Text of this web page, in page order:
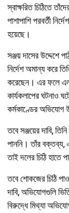
স্বাক্ষরিত চিঠিতে
পাশাপাশি পরবর্তী
হয়েছে।
সঞ্জয় দাসের উদ্দেশে
নির্দেশ অমান্য করে
করেছেন। এর ফলে
কার্যকলাপের ঘটনাও
কর্মকাণ্ডের অভিযোগ
তবে সঞ্জয়ের দাবি,
পাননি। তাঁর বক্তব্য,
তাই দলের চিঠি হাতে
তবে শোকজের চিঠি
দাবি, অভিযোগগুলি
বিরুদ্ধে মিথ্যা